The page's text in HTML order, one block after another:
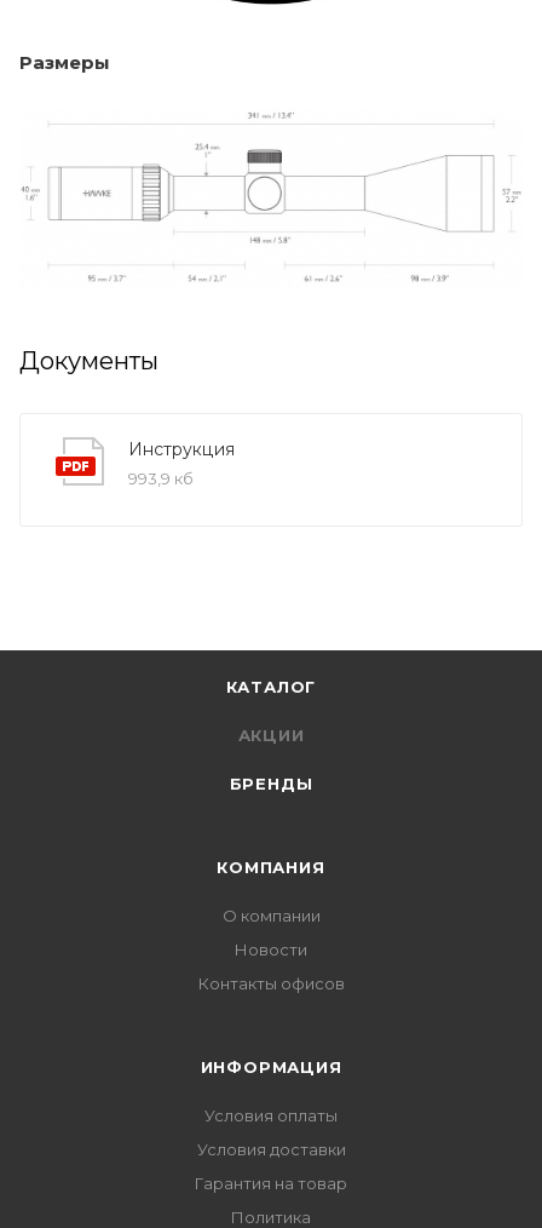
Размеры
Документы
Инструкция
993,9 кб
КАТАЛОГ
АКЦИИ
БРЕНДЫ
КОМПАНИЯ
О компании
Новости
Контакты офисов
ИНФОРМАЦИЯ
Условия оплаты
Условия доставки
Гарантия на товар
Политика